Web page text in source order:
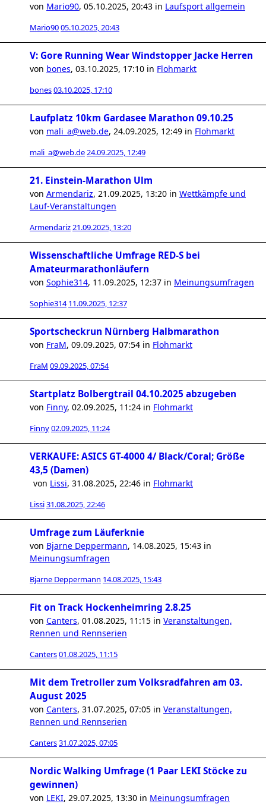
von Mario90, 05.10.2025, 20:43 in Laufsport allgemein
Mario9005.10.2025, 20:43
V: Gore Running Wear Windstopper Jacke Herren
von bones, 03.10.2025, 17:10 in Flohmarkt
bones03.10.2025, 17:10
Laufplatz 10km Gardasee Marathon 09.10.25
von mali_a@web.de, 24.09.2025, 12:49 in Flohmarkt
mali_a@web.de24.09.2025, 12:49
21. Einstein-Marathon Ulm
von Armendariz, 21.09.2025, 13:20 in Wettkämpfe und
Lauf-Veranstaltungen
Armendariz21.09.2025, 13:20
Wissenschaftliche Umfrage RED-S bei
Amateurmarathonläufern
von Sophie314, 11.09.2025, 12:37 in Meinungsumfragen
Sophie314 11.09.2025, 12:37
Sportscheckrun Nürnberg Halbmarathon
von FraM, 09.09.2025, 07:54 in Flohmarkt
FraM 09.09.2025, 07:54
Startplatz Bolbergtrail 04.10.2025 abzugeben
von Finny, 02.09.2025, 11:24 in Flohmarkt
Finny02.09.2025, 11:24
VERKAUFE: ASICS GT-4000 4/ Black/Coral; Größe
43,5 (Damen)
von Lissi, 31.08.2025, 22:46 in Flohmarkt
Lissi31.08.2025, 22:46
Umfrage zum Läuferknie
von Bjarne Deppermann, 14.08.2025, 15:43 in
Meinungsumfragen
Bjarne Deppermann 14.08.2025, 15:43
Fit on Track Hockenheimring 2.8.25
von Canters, 01.08.2025, 11:15 in Veranstaltungen,
Rennen und Rennserien
Canters01.08.2025, 11:15
Mit dem Tretroller zum Volksradfahren am 03.
August 2025
von Canters, 31.07.2025, 07:05 in Veranstaltungen,
Rennen und Rennserien
Canters31.07.2025, 07:05
Nordic Walking Umfrage (1 Paar LEKI Stöcke zu
gewinnen)
von LEKI, 29.07.2025, 13:30 in Meinungsumfragen